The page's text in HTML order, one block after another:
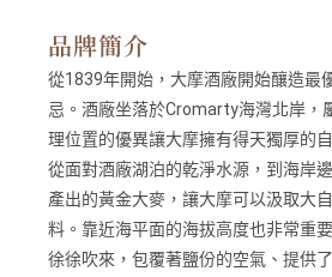
品牌簡介
從1839年開始，大摩酒廠開始釀造最
忌。酒廠坐落於Cromarty海灣北岸，
理位置的優異讓大摩擁有得天獨厚的
從面對酒廠湖泊的乾淨水源，到海岸
產出的黃金大麥，讓大摩可以汲取大
料。靠近海平面的海拔高度也非常重
徐徐吹來，包覆著鹽份的空氣、提供